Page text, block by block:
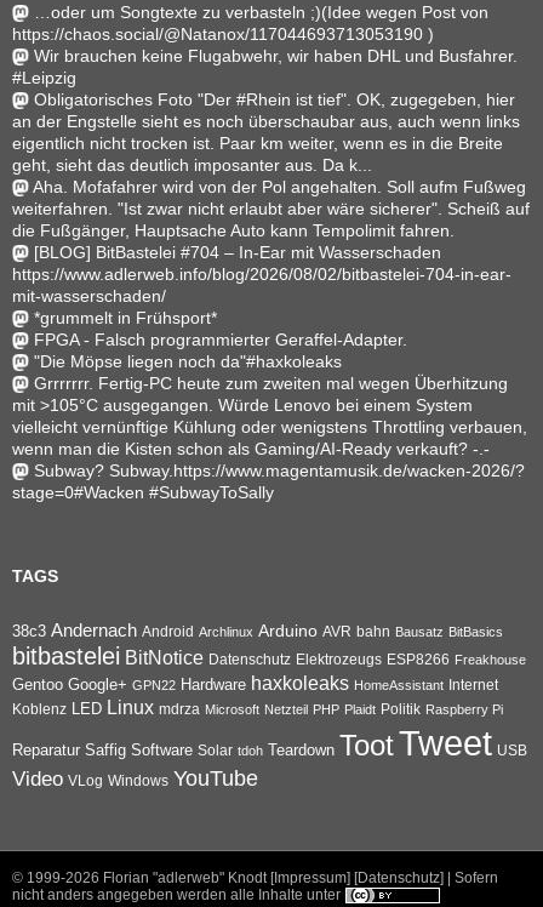
…oder um Songtexte zu verbasteln ;)(Idee wegen Post von
https://chaos.social/@Natanox/117044693713053190 )
Wir brauchen keine Flugabwehr, wir haben DHL und Busfahrer.
#Leipzig
Obligatorisches Foto "Der #Rhein ist tief". OK, zugegeben, hier
an der Engstelle sieht es noch überschaubar aus, auch wenn links
eigentlich nicht trocken ist. Paar km weiter, wenn es in die Breite
geht, sieht das deutlich imposanter aus. Da k...
Aha. Mofafahrer wird von der Pol angehalten. Soll aufm Fußweg
weiterfahren. "Ist zwar nicht erlaubt aber wäre sicherer". Scheiß auf
die Fußgänger, Hauptsache Auto kann Tempolimit fahren.
[BLOG] BitBastelei #704 – In-Ear mit Wasserschaden
https://www.adlerweb.info/blog/2026/08/02/bitbastelei-704-in-ear-
mit-wasserschaden/
*grummelt in Frühsport*
FPGA - Falsch programmierter Geraffel-Adapter.
"Die Möpse liegen noch da"#haxkoleaks
Grrrrrrr. Fertig-PC heute zum zweiten mal wegen Überhitzung
mit >105°C ausgegangen. Würde Lenovo bei einem System
vielleicht vernünftige Kühlung oder wenigstens Throttling verbauen,
wenn man die Kisten schon als Gaming/AI-Ready verkauft? -.-
Subway? Subway.https://www.magentamusik.de/wacken-2026/?
stage=0#Wacken #SubwayToSally
TAGS
38c3 Andernach Android Archlinux Arduino AVR bahn Bausatz BitBasics
bitbastelei BitNotice Datenschutz Elektrozeugs ESP8266 Freakhouse
Gentoo Google+ GPN22 Hardware haxkoleaks HomeAssistant Internet
Koblenz LED Linux mdrza Microsoft Netzteil PHP Plaidt Politik Raspberry Pi
Reparatur Saffig Software Solar tdoh Teardown TootTweet USB
Video VLog Windows YouTube
© 1999-2026 Florian "adlerweb" Knodt [Impressum] [Datenschutz] | Sofern
nicht anders angegeben werden alle Inhalte unter